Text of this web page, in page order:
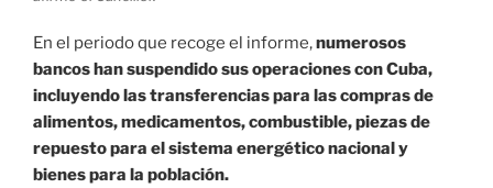
En el periodo que recoge el informe,numerosos
bancos han suspendido sus operaciones con Cuba,
incluyendo las transferencias para las compras de
alimentos, medicamentos, combustible, piezas de
repuesto para el sistema energético nacional y
bienes para la población.